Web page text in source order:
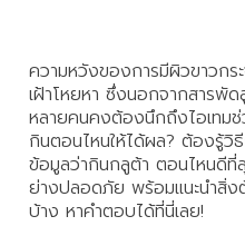
ความหวังของการมีผิวขาวกร
เฝ้าโหยหา ซึ่งนอกจากสารพั
หลายคนคงต้องนึกถึงไอเทม
กินตอนไหนให้ได้ผล? ต้องรู้วิ
ข้อมูลว่ากินกลูต้า ตอนไหนดีที่
ย่างปลอดภัย พร้อมแนะนำสิ่ง
บ้าง หาคำตอบได้ที่นี่เลย!